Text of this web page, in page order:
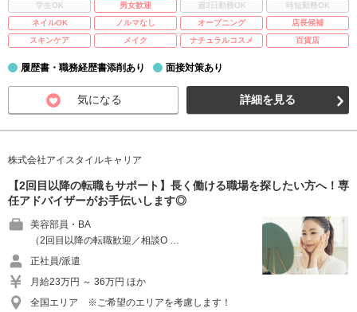
学生OK
男女歓迎 週3日勤務OK
時短勤務OK
ネイルOK
ノルマなし オープニング
店長候補
スキンケア
メイク ナチュラルコスメ 百貨店
履歴書・職務経歴書添削あり 面接対策あり
気になる 詳細を見る
株式会社アイスタイルキャリア
【2回目以降の転職もサポート】長く働ける職場を探したい方へ！専
任アドバイザーがお手伝いします◎
美容部員・BA
（2回目以降の転職歓迎／相談O …
正社員/派遣
月給23万円 ～ 36万円 ほか
全国エリア ※ご希望のエリアを考慮します！